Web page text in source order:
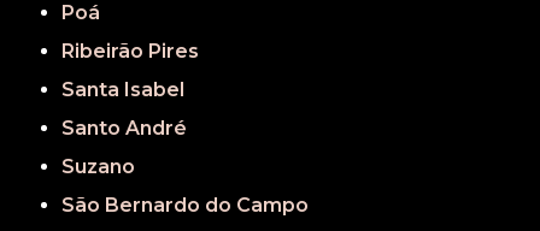
Poá
Ribeirão Pires
Santa Isabel
Santo André
Suzano
São Bernardo do Campo